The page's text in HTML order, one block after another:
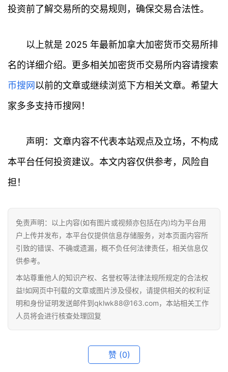
投资前了解交易所的交易规则，确保交易合法性。
以上就是 2025 年最新加拿大加密货币交易所排
名的详细介绍。更多相关加密货币交易所内容请搜索
币搜网以前的文章或继续浏览下方相关文章。希望大
家多多支持币搜网！
声明：文章内容不代表本站观点及立场，不构成
本平台任何投资建议。本文内容仅供参考，风险自
担！
免责声明：以上内容(如有图片或视频亦包括在内)均为平台用
户上传并发布，本平台仅提供信息存储服务，对本页面内容所
引致的错误、不确或遗漏，概不负任何法律责任，相关信息仅
供参考。
本站尊重他人的知识产权、名誉权等法律法规所规定的合法权
益!如网页中刊载的文章或图片涉及侵权，请提供相关的权利证
明和身份证明发送邮件到qklwk88@163.com，本站相关工作
人员将会进行核查处理回复
赞 (0)